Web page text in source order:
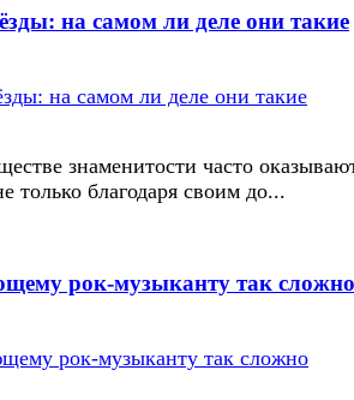
на самом ли деле они такие
знаменитости часто
только благодаря своим до...
рок-музыканту так сложно